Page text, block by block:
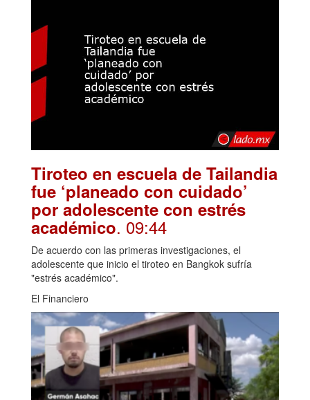
Tiroteo en escuela de Tailandia
fue ‘planeado con cuidado’
por adolescente con estrés
académico. 09:44
De acuerdo con las primeras investigaciones, el
adolescente que inicio el tiroteo en Bangkok sufría
"estrés académico".
El Financiero